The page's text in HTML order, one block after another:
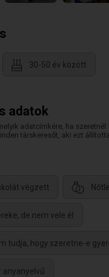
30-50 év között
adatok
adatcímkére, ha szeretnél
társkeresőt, aki ezt
végzett
de nem vele él
tudja, hogy szeretne-e
anyanyelvű